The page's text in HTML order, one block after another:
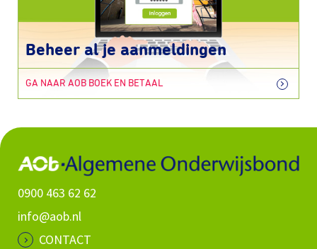
Beheer al je aanmeldingen
GA NAAR AOB BOEK EN BETAAL
0900 463 62 62
info@aob.nl
CONTACT